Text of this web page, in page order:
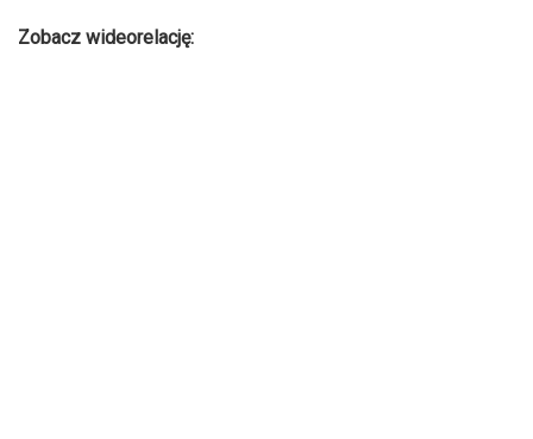
Zobacz wideorelację: